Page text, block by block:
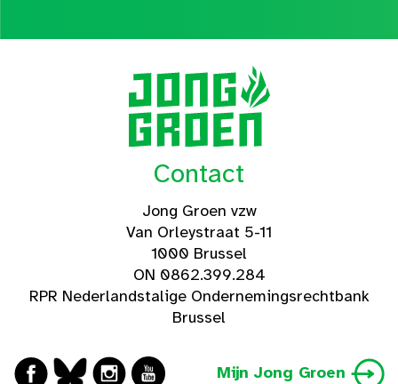
Contact
Jong Groen vzw
Van Orleystraat 5-11
1000 Brussel
ON 0862.399.284
RPR Nederlandstalige Ondernemingsrechtbank
Brussel
Mijn Jong Groen